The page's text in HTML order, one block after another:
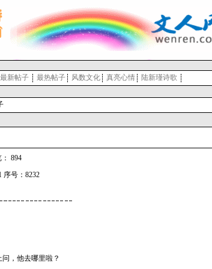
最新帖子 最热帖子 风数文化 真亮心情 陆新瑾诗歌
894
序号：8232
，他去哪里啦？